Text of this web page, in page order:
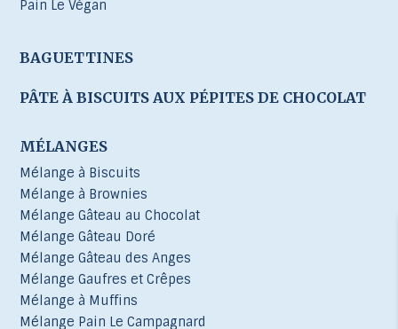
Pain Le Végan
BAGUETTINES
PÂTE À BISCUITS AUX PÉPITES DE CHOCOLAT
MÉLANGES
Mélange à Biscuits
Mélange à Brownies
Mélange Gâteau au Chocolat
Mélange Gâteau Doré
Mélange Gâteau des Anges
Mélange Gaufres et Crêpes
Mélange à Muffins
Mélange Pain Le Campagnard